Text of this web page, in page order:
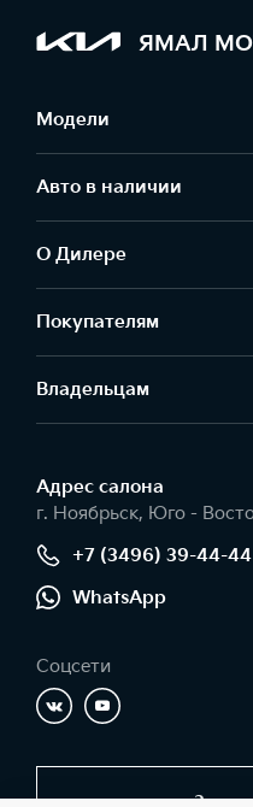
ЯМАЛ
Модели
Авто в наличии
О Дилере
Покупателям
Владельцам
Адрес салонa
г. Ноябрьск, Юго -
+7 (3496) 39-44-44
WhatsApp
Соцсети